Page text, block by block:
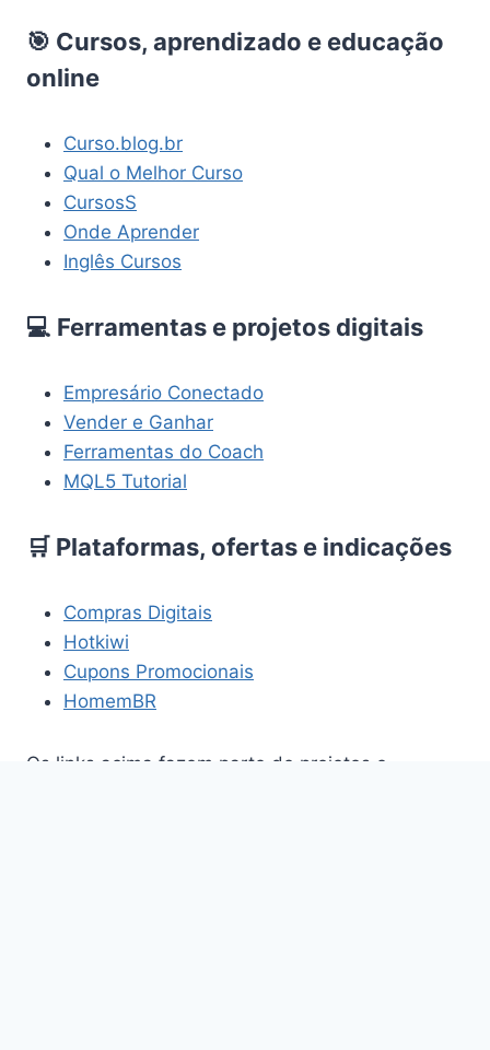
🎯 Cursos, aprendizado e educação
online
Curso.blog.br
Qual o Melhor Curso
CursosS
Onde Aprender
Inglês Cursos
💻 Ferramentas e projetos digitais
Empresário Conectado
Vender e Ganhar
Ferramentas do Coach
MQL5 Tutorial
🛒 Plataformas, ofertas e indicações
Compras Digitais
Hotkiwi
Cupons Promocionais
HomemBR
Os links acima fazem parte de projetos e